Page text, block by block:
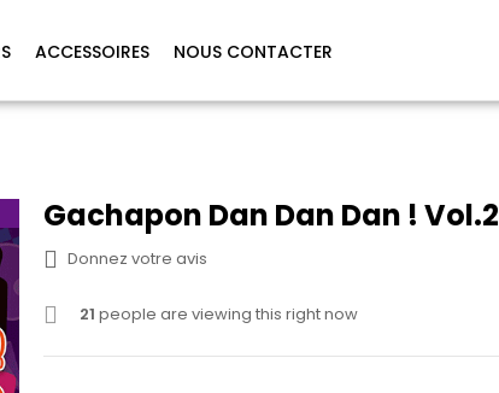
ACCESSOIRES NOUS CONTACTER
Gachapon Dan Dan Dan ! Vol.2
Donnez votre avis
21 people are viewing this right now